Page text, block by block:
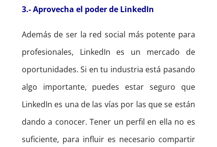
3.-Aprovecha el poder de LinkedIn
Además de ser la red social más potente para
profesionales, LinkedIn es un mercado de
oportunidades. Si en tu industria está pasando
algo importante, puedes estar seguro que
LinkedIn es una de las vías por las que se están
dando a conocer. Tener un perfil en ella no es
suficiente, para influir es necesario compartir